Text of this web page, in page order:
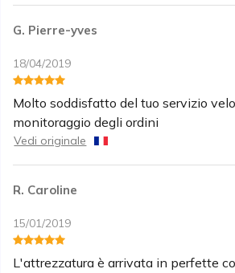
G. Pierre-yves
18/04/2019
Molto soddisfatto del tuo servizio
monitoraggio degli ordini
Vedi originale
R. Caroline
15/01/2019
L'attrezzatura è arrivata in perfette